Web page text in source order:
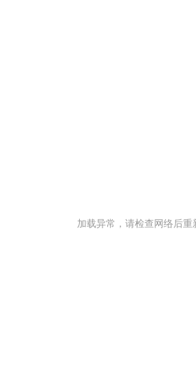
加载异常，请检查网络后重